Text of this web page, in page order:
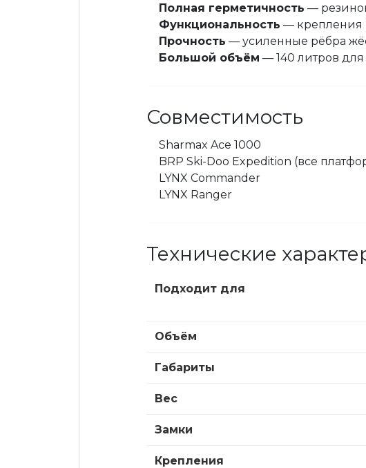
Полная герметичность —
Функциональность — крепления
Прочность — усиленные рёбра
Большой объём — 140 литров
Совместимость
Sharmax Ace 1000
BRP Ski-Doo Expedition (все
LYNX Commander
LYNX Ranger
Технические
Подходит для
Объём
Габариты
Вес
Замки
Крепления